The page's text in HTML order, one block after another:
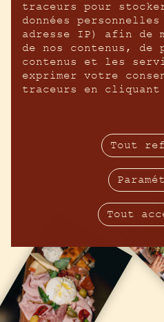
traceurs pour
données
adresse IP) afin de
de nos contenus, de
contenus et les
exprimer votre
traceurs en
fermant cette
croix « continuer
vous informer sur le
finalité et exprimer
chacune d’entre
« paramétrer ». En
accepter », vous
accédions à des
sur votre terminal
et améliorer nos
sécurité, prévenir
déboguer, diffuser
contenu, mettre en
combiner des sources
Tout
Tout